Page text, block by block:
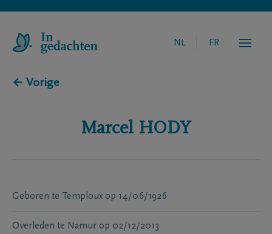
NL FR
← Vorige
Marcel HODY
Geboren te Temploux op 14/06/1926
Overleden te Namur op 02/12/2013